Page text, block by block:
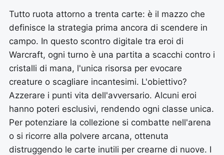
Tutto ruota attorno a trenta carte: è il mazzo che
definisce la strategia prima ancora di scendere in
campo. In questo scontro digitale tra eroi di
Warcraft, ogni turno è una partita a scacchi contro i
cristalli di mana, l'unica risorsa per evocare
creature o scagliare incantesimi. L'obiettivo?
Azzerare i punti vita dell'avversario. Alcuni eroi
hanno poteri esclusivi, rendendo ogni classe unica.
Per potenziare la collezione si combatte nell'arena
o si ricorre alla polvere arcana, ottenuta
distruggendo le carte inutili per crearne di nuove. I